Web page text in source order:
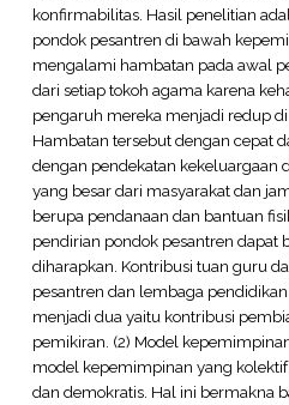
konfirmabilitas. Hasil penelitian
pondok pesantren di bawah
mengalami hambatan pada awal
dari setiap tokoh agama karena
pengaruh mereka menjadi redup di
Hambatan tersebut dengan cepat
dengan pendekatan kekeluargaan
yang besar dari masyarakat dan
berupa pendanaan dan bantuan
pendirian pondok pesantren dapat
diharapkan. Kontribusi tuan guru
pesantren dan lembaga
menjadi dua yaitu kontribusi
pemikiran. (2) Model
model kepemimpinan yang
dan demokratis. Hal ini bermakna